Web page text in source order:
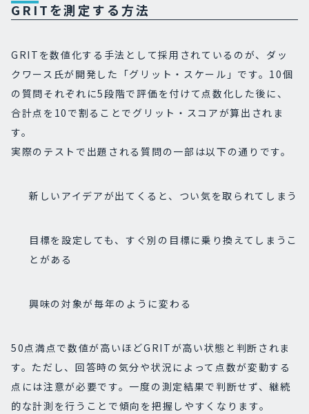
GRITを測定する方法
GRITを数値化する手法として採用されているのが、ダッ
クワース氏が開発した「グリット・スケール」です。10個
の質問それぞれに5段階で評価を付けて点数化した後に、
合計点を10で割ることでグリット・スコアが算出されま
す。
実際のテストで出題される質問の一部は以下の通りです。
新しいアイデアが出てくると、つい気を取られてしまう
目標を設定しても、すぐ別の目標に乗り換えてしまうこ
とがある
興味の対象が毎年のように変わる
50点満点で数値が高いほどGRITが高い状態と判断されま
す。ただし、回答時の気分や状況によって点数が変動する
点には注意が必要です。一度の測定結果で判断せず、継続
的な計測を行うことで傾向を把握しやすくなります。